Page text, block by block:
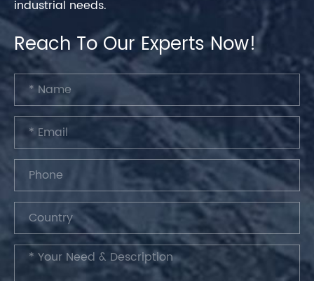
industrial needs.
Reach To Our Experts Now!